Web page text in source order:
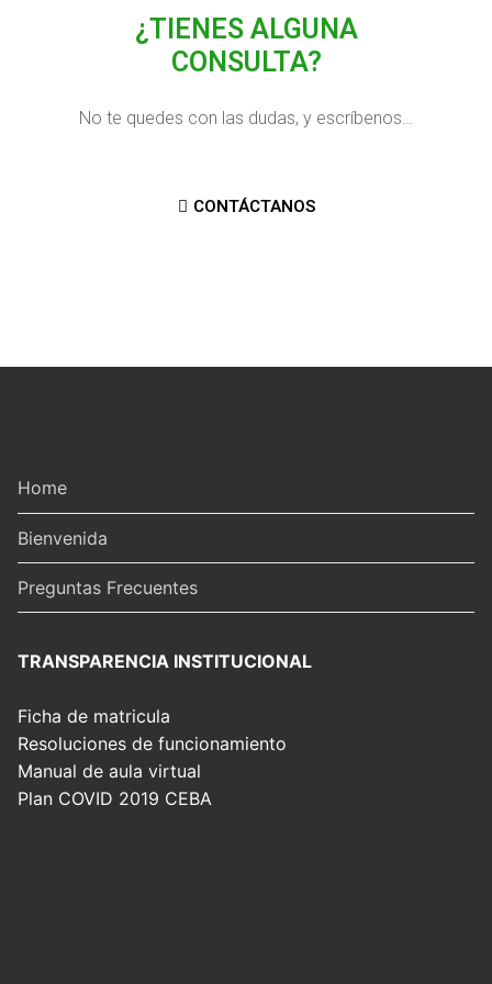
¿TIENES ALGUNA
CONSULTA?
No te quedes con las dudas, y escríbenos…
CONTÁCTANOS
Home
Bienvenida
Preguntas Frecuentes
TRANSPARENCIA INSTITUCIONAL
Ficha de matricula
Resoluciones de funcionamiento
Manual de aula virtual
Plan COVID 2019 CEBA